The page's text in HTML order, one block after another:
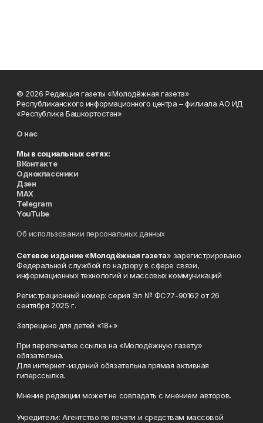
© 2026 Редакция газеты «Молодёжная газета»
Республиканского информационного центра – филиала АО ИД
«Республика Башкортостан»
О нас
Мы в социальных сетях:
ВКонтакте
Одноклассники
Дзен
MAX
Telegram
YouTube
Об использовании персональных данных
Сетевое издание «Молодёжная газета» зарегистрировано
Федеральной службой по надзору в сфере связи,
информационных технологий и массовых коммуникаций
Регистрационный номер: серия Эл № ФС77-90162 от 26
сентября 2025 г.
Запрещено для детей «18+»
При перепечатке ссылка на «Молодёжную газету»
обязательна.
Для интернет-изданий обязательна прямая активная
гиперссылка.
Мнение редакции может не совпадать с мнением авторов.
Учредители: Агентство по печати и средствам массовой